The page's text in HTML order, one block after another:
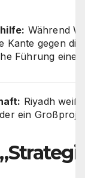
Während
Kante gegen
Führung eine
Riyadh weiß
ein